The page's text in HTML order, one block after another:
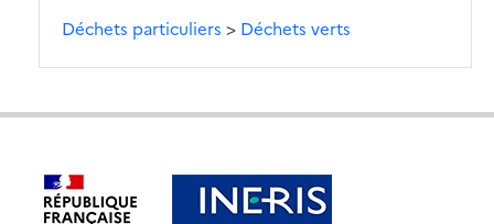
Déchets particuliers > Déchets verts